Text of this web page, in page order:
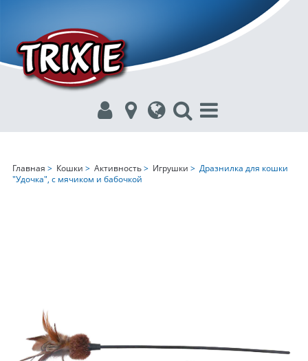
Главная > Кошки > Активность> Игрушки > Дразнилка для кошки
"Удочка", с мячиком и бабочкой